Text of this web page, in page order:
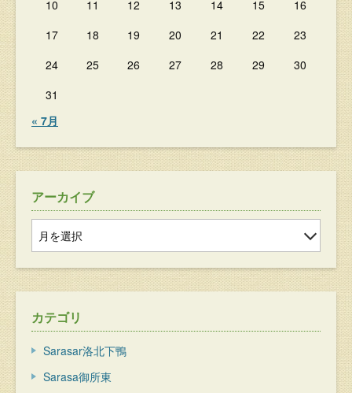
10
11 12 13 14 15
16
17
18 19 20 21 22
23
24
25 26 27 28 29
30
31
« 7月
アーカイブ
カテゴリ
Sarasar洛北下鴨
Sarasa御所東